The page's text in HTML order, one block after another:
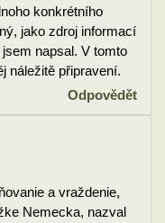
konkrétního
jako zdroj informací
napsal. V tomto
náležitě připravení.
Odpovědět
a vraždenie,
Nemecka, nazval